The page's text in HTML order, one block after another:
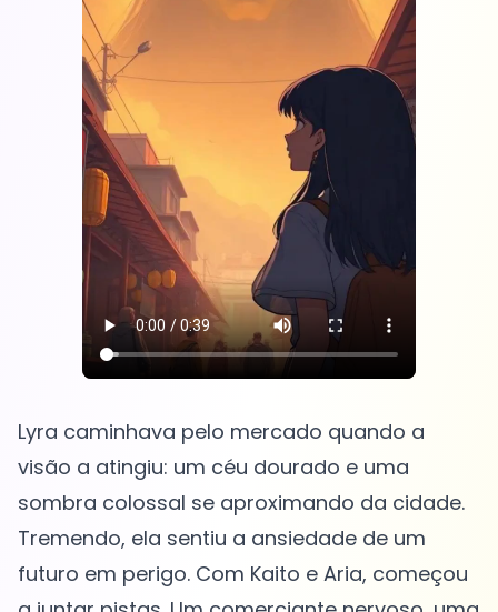
Lyra caminhava pelo mercado quando a
visão a atingiu: um céu dourado e uma
sombra colossal se aproximando da cidade.
Tremendo, ela sentiu a ansiedade de um
futuro em perigo. Com Kaito e Aria, começou